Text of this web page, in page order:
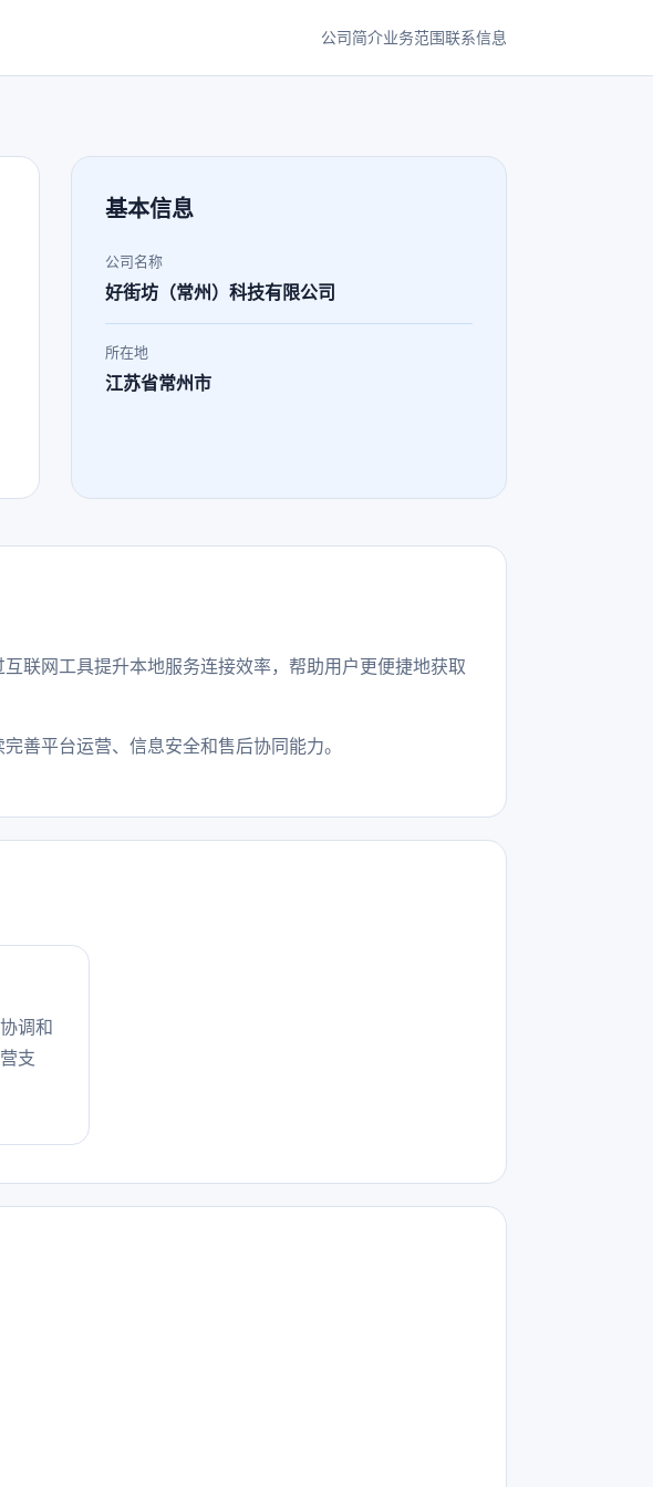
公司简介业务范围联系信息
基本信息
公司名称
好街坊（常州）科技有限公司
所在地
江苏省常州市
联网工具提升本地服务连接效率，帮助用户更便捷地获取
善平台运营、信息安全和售后协同能力。
调和
支